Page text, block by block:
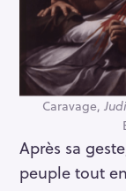
Caravage,
Après sa
peuple tout